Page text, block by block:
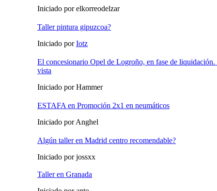
Iniciado por elkorreodelzar
Taller pintura gipuzcoa?
Iniciado porIotz
El concesionario Opel de Logroño, en fase de
vista
Iniciado por Hammer
ESTAFA en Promoción 2x1 en neumáticos
Iniciado por Anghel
Algún taller en Madrid centro recomendable?
Iniciado por jossxx
Taller en Granada